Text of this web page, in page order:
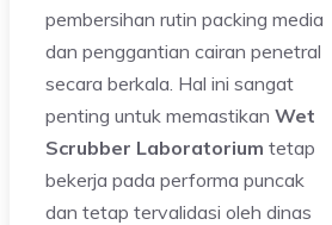
pembersihan rutin packing media
dan penggantian cairan penetral
secara berkala. Hal ini sangat
penting untuk memastikan Wet
Scrubber Laboratorium tetap
bekerja pada performa puncak
dan tetap tervalidasi oleh dinas